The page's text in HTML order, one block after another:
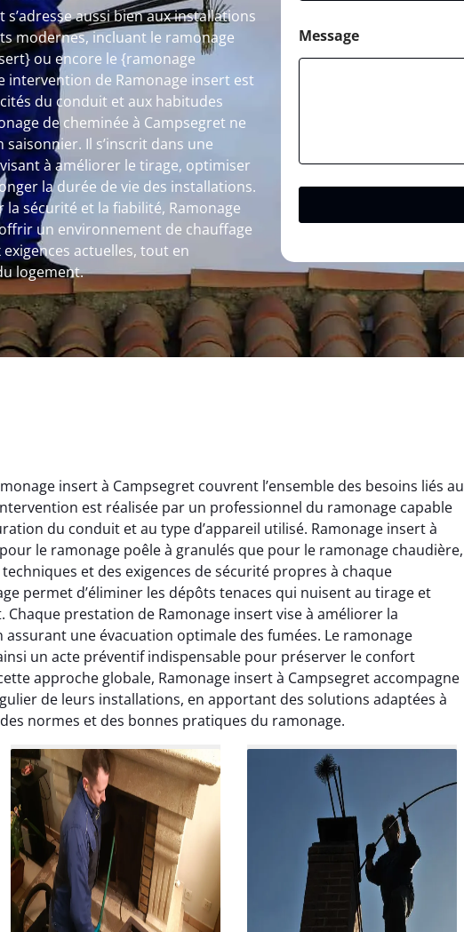
aussi bien aux installations
modernes, incluant le ramonage
ou encore le {ramonage
intervention de Ramonage insert est
du conduit et aux habitudes
de cheminée à Campsegret ne
Il s’inscrit dans une
à améliorer le tirage, optimiser
la durée de vie des installations.
sécurité et la fiabilité, Ramonage
un environnement de chauffage
actuelles, tout en
logement.
Message
insert à Campsegret couvrent l’ensemble des besoins liés au
est réalisée par un professionnel du ramonage capable
du conduit et au type d’appareil utilisé. Ramonage insert à
le ramonage poêle à granulés que pour le ramonage chaudière,
et des exigences de sécurité propres à chaque
permet d’éliminer les dépôts tenaces qui nuisent au tirage et
Chaque prestation de Ramonage insert vise à améliorer la
une évacuation optimale des fumées. Le ramonage
un acte préventif indispensable pour préserver le confort
approche globale, Ramonage insert à Campsegret accompagne
de leurs installations, en apportant des solutions adaptées à
normes et des bonnes pratiques du ramonage.
Loïc Marchand
24 janvier 2026
Très bon travail de
débistrage et ramonage.
Cheminée parfaitement
nettoyée et fonctionnement
nettement amélioré. Je
recommande sans
hésitation.
Claire Vautrin
21 juin 2025
Ramonage très bien réalisé,
travail propre et soigné.
Toutes les explications ont
été claires et le conduit a été
laissé impeccable. Service
sérieux et rassurant.